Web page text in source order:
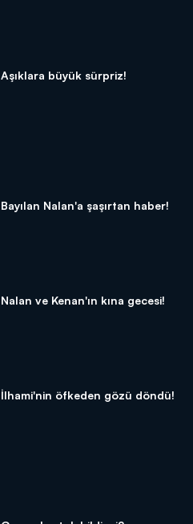
Aşıklara büyük sürpriz!
Bayılan Nalan'a şaşırtan haber!
Nalan ve Kenan'ın kına gecesi!
İlhami'nin öfkeden gözü döndü!